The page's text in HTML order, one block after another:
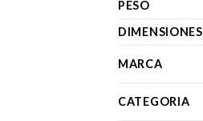
PESO
DIMENSIONES
MARCA
CATEGORIA